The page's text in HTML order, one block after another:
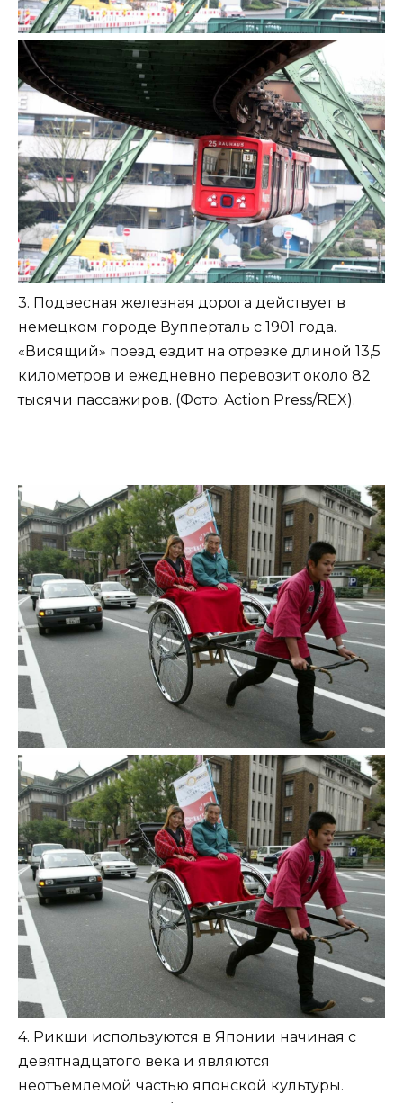
3. Подвесная железная дорога действует в
немецком городе Вупперталь с 1901 года.
«Висящий» поезд ездит на отрезке длиной 13,5
километров и ежедневно перевозит около 82
тысячи пассажиров. (Фото: Action Press/REX).
4. Рикши используются в Японии начиная с
девятнадцатого века и являются
неотъемлемой частью японской культуры.